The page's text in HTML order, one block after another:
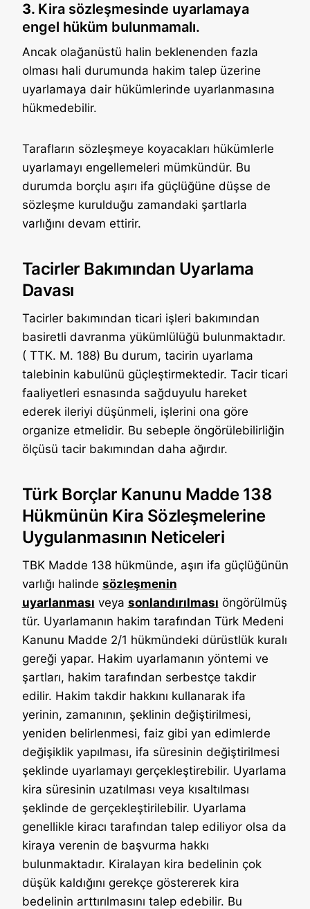
3. Kira sözleşmesinde uyarlamaya
engel hüküm bulunmamalı.
Ancak olağanüstü halin beklenenden fazla
olması hali durumunda hakim talep üzerine
uyarlamaya dair hükümlerinde uyarlanmasına
hükmedebilir.
Tarafların sözleşmeye koyacakları hükümlerle
uyarlamayı engellemeleri mümkündür. Bu
durumda borçlu aşırı ifa güçlüğüne düşse de
sözleşme kurulduğu zamandaki şartlarla
varlığını devam ettirir.
Tacirler Bakımından Uyarlama
Davası
Tacirler bakımından ticari işleri bakımından
basiretli davranma yükümlülüğü bulunmaktadır.
( TTK. M. 188) Bu durum, tacirin uyarlama
talebinin kabulünü güçleştirmektedir. Tacir ticari
faaliyetleri esnasında sağduyulu hareket
ederek ileriyi düşünmeli, işlerini ona göre
organize etmelidir. Bu sebeple öngörülebilirliğin
ölçüsü tacir bakımından daha ağırdır.
Türk Borçlar Kanunu Madde 138
Hükmünün Kira Sözleşmelerine
Uygulanmasının Neticeleri
TBK Madde 138 hükmünde, aşırı ifa güçlüğünün
varlığı halinde sözleşmenin
uyarlanması veya sonlandırılması öngörülmüş
tür. Uyarlamanın hakim tarafından Türk Medeni
Kanunu Madde 2/1 hükmündeki dürüstlük kuralı
gereği yapar. Hakim uyarlamanın yöntemi ve
şartları, hakim tarafından serbestçe takdir
edilir. Hakim takdir hakkını kullanarak ifa
yerinin, zamanının, şeklinin değiştirilmesi,
yeniden belirlenmesi, faiz gibi yan edimlerde
değişiklik yapılması, ifa süresinin değiştirilmesi
şeklinde uyarlamayı gerçekleştirebilir. Uyarlama
kira süresinin uzatılması veya kısaltılması
şeklinde de gerçekleştirilebilir. Uyarlama
genellikle kiracı tarafından talep ediliyor olsa da
kiraya verenin de başvurma hakkı
bulunmaktadır. Kiralayan kira bedelinin çok
düşük kaldığını gerekçe göstererek kira
bedelinin arttırılmasını talep edebilir. Bu